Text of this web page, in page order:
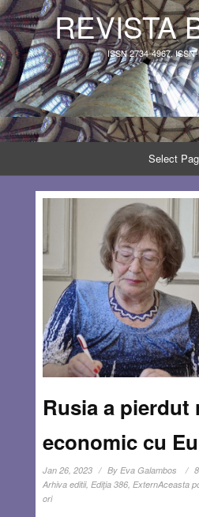
REVISTA
ISSN 2734-4967,
Select
Rusia a pierdut
economic cu
Jan 26, 2023 By Eva Galambos
Arhiva editii, Ediţia 386, ExternAceasta
ori